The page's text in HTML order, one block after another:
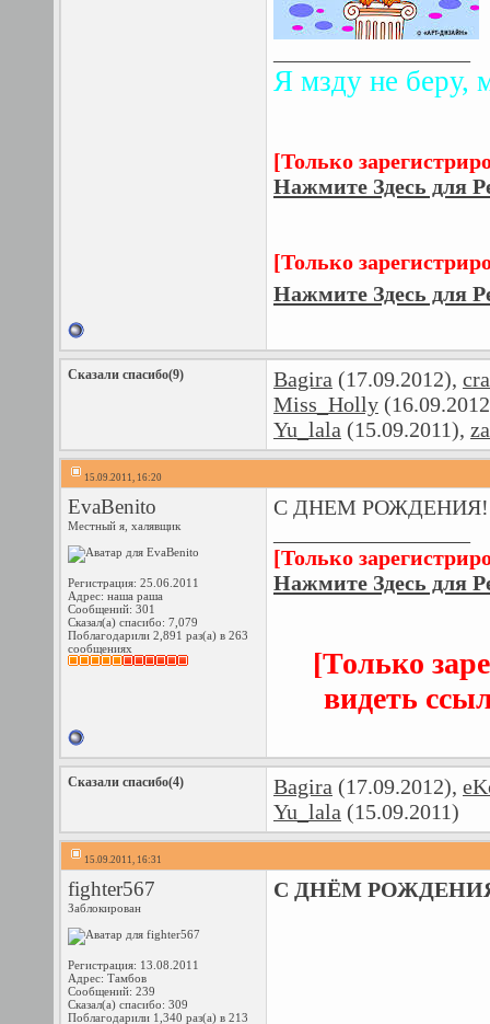
Я мзду не беру,
[Только
Нажмите Здесь для
[Только
Нажмите Здесь для
Сказали спасибо(9) Bagira (17.09.2012),
Miss_Holly
Yu_lala (15.09.2011),
15.09.2011, 16:20
EvaBenito
Местный я, халявщик
Регистрация: 25.06.2011
Адрес: наша раша
Сообщений: 301
Сказал(а) спасибо: 7,079
Поблагодарили 2,891 раз(а) в 263
сообщениях
С ДНЕМ
[Только
Нажмите Здесь для
[Только
видеть
Сказали спасибо(4) Bagira (17.09.2012),
Yu_lala (15.09.2011)
15.09.2011, 16:31
fighter567
Заблокирован
Регистрация: 13.08.2011
Адрес: Тамбов
Сообщений: 239
Сказал(а) спасибо: 309
Поблагодарили 1,340 раз(а) в 213
С ДНЁМ